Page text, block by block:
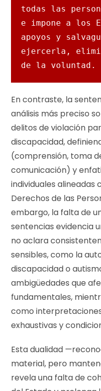
todas las
e impone a los
apoyos y
ejercerla,
de la voluntad.
En contraste, la
análisis más preciso
delitos de violación
discapacidad,
(comprensión, toma
comunicación) y
individuales alineadas
Derechos de las
embargo, la falta de
sentencias evidencia
no aclara
sensibles, como la
discapacidad o
ambigüedades que
fundamentales,
como
exhaustivas y
Esta dualidad
material, pero
revela una falta de